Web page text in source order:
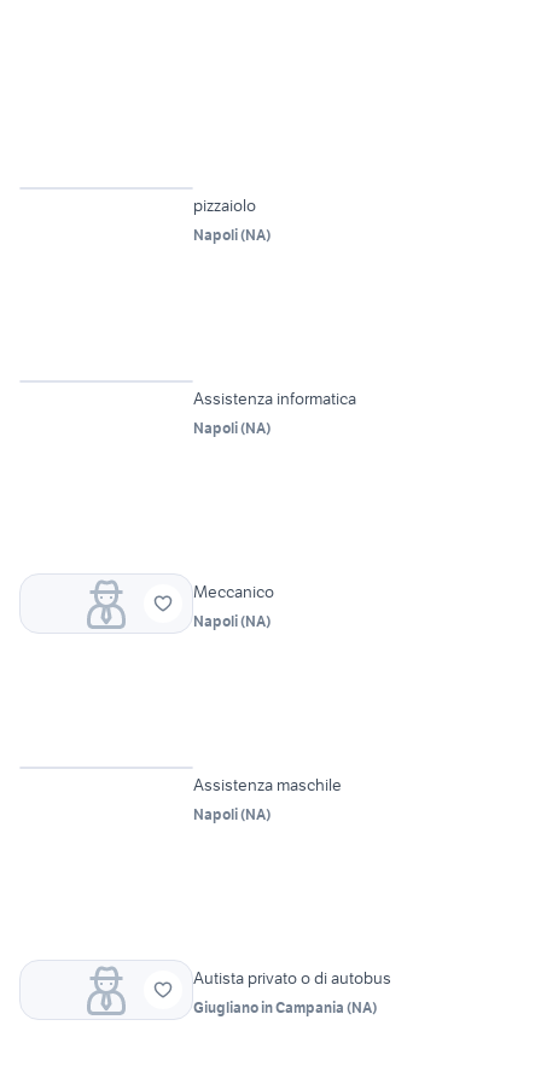
pizzaiolo
Napoli(NA)
Assistenza informatica
Napoli(NA)
Meccanico
Napoli(NA)
Assistenza maschile
Napoli(NA)
Autista privato o di autobus
Giugliano in Campania (NA)